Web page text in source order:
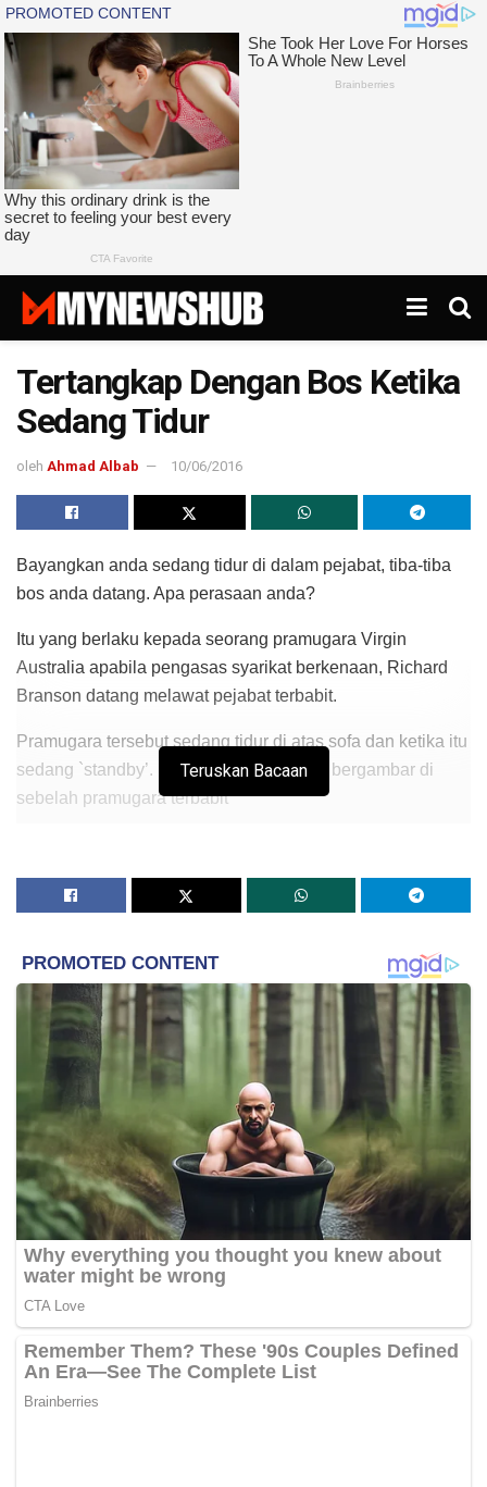
Tertangkap Dengan Bos Ketika
Sedang Tidur
oleh Ahmad Albab 10/06/2016
Bayangkan anda sedang tidur di dalam pejabat, tiba-tiba
bos anda datang. Apa perasaan anda?
Itu yang berlaku kepada seorang pramugara Virgin
Australia apabila pengasas syarikat berkenaan, Richard
Branson datang melawat pejabat terbabit.
Pramugara tersebut sedang tidur di atas sofa dan ketika itu
sedang `standby’. Richard kemudiannya bergambar di
sebelah pramugara terbabit
pasukan (Virgin) di situ.
adakah dia terkejut apabila saya mengejutkannya?
“Dia pasti ingat dia sedang bermimpi kerana dia terus tidur
semula. Untuk berlaku adil, dia sedang `tandby’ jadi
memerlukan rehat yang secukupnya,” kata Richard yang
berada di Sydney untuk beberapa hari sebagai
sebahagian daripada lawatan ke Virgin Australia.
Teruskan Bacaan